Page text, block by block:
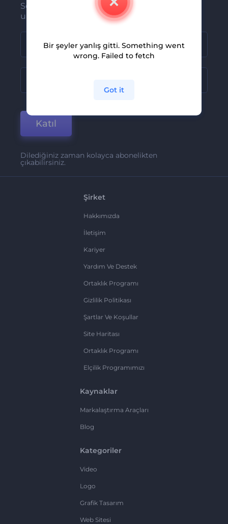
Son haber ve tekliflerimiz ilk olarak size
ulaşsın
Katıl
Dilediğiniz zaman kolayca abonelikten
çıkabilirsiniz.
Şirket
Hakkımızda
İletişim
Kariyer
Yardım Ve Destek
Ortaklık Programı
Gizlilik Politikası
Şartlar Ve Koşullar
Site Haritası
Ortaklık Programı
Elçilik Programımızı
Kaynaklar
Markalaştırma Araçları
Blog
Kategoriler
Video
Logo
Grafik Tasarım
Web Sitesi
Bir şeyler yanlış gitti. Something went
wrong. Failed to fetch
Got it